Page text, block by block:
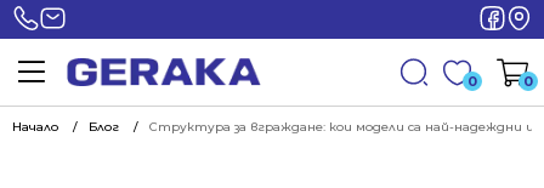
0 0
Начало Блог Структура за вграждане: кои модели са най-надеждни и